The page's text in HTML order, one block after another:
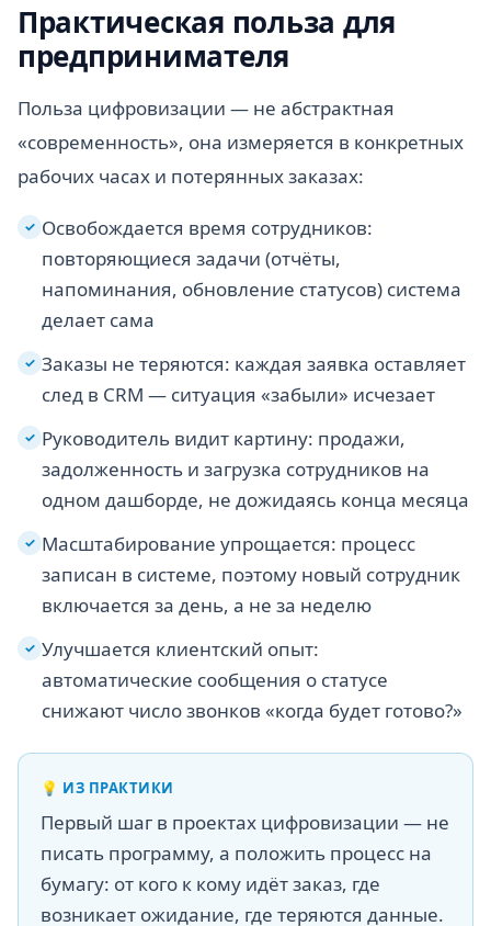
Практическая польза для
предпринимателя
Польза цифровизации — не абстрактная
«современность», она измеряется в конкретных
рабочих часах и потерянных заказах:
✓ Освобождается время сотрудников:
повторяющиеся задачи (отчёты,
напоминания, обновление статусов) система
делает сама
✓ Заказы не теряются: каждая заявка оставляет
след в CRM — ситуация «забыли» исчезает
✓ Руководитель видит картину: продажи,
задолженность и загрузка сотрудников на
одном дашборде, не дожидаясь конца месяца
✓ Масштабирование упрощается: процесс
записан в системе, поэтому новый сотрудник
включается за день, а не за неделю
✓ Улучшается клиентский опыт:
автоматические сообщения о статусе
снижают число звонков «когда будет готово?»
💡 ИЗ ПРАКТИКИ
Первый шаг в проектах цифровизации — не
писать программу, а положить процесс на
бумагу: от кого к кому идёт заказ, где
возникает ожидание, где теряются данные.